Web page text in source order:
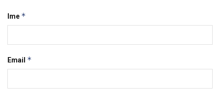
Ime *
Email *